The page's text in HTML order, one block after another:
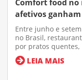
Comfort food
afetivos
Entre junho e
no Brasil,
por pratos quentes,
LEIA MAIS